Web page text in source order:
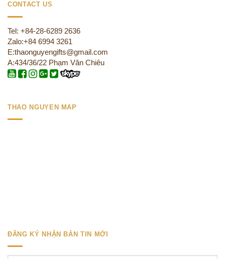
CONTACT US
Tel: +84-28-6289 2636
Zalo:+84 6994 3261
E:thaonguyengifts@gmail.com
A:434/36/22 Phạm Văn Chiêu
THAO NGUYEN MAP
ĐĂNG KÝ NHẬN BẢN TIN MỚI